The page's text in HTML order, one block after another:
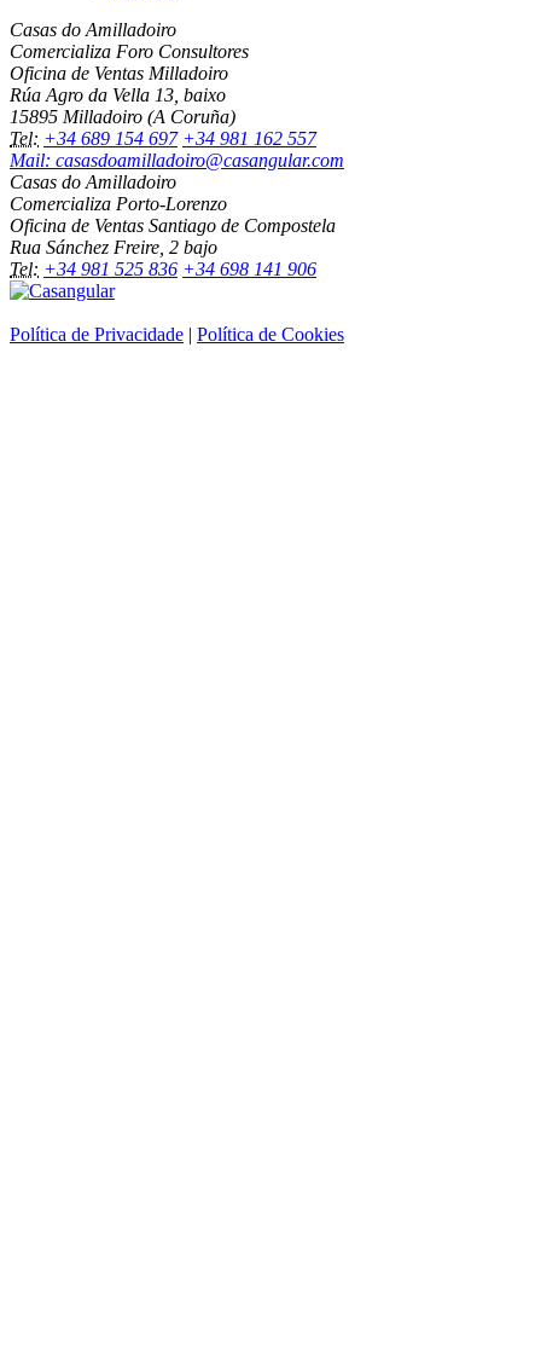
Casas do Amilladoiro
Comercializa Foro Consultores
Oficina de Ventas Milladoiro
Rúa Agro da Vella 13, baixo
15895 Milladoiro (A Coruña)
Tel: +34 689 154 697 +34 981 162 557
Mail: casasdoamilladoiro@casangular.com
Casas do Amilladoiro
Comercializa Porto-Lorenzo
Oficina de Ventas Santiago de Compostela
Rua Sánchez Freire, 2 bajo
Tel: +34 981 525 836 +34 698 141 906
Política de Privacidade | Política de Cookies